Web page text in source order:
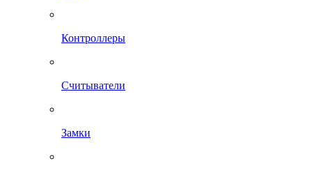
Контроллеры
Считыватели
Замки